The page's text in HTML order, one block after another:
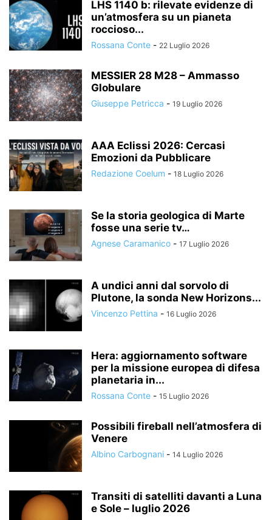
LHS 1140 b: rilevate evidenze di
un’atmosfera su un pianeta
roccioso...
Rossana Conte - 22 Luglio 2026
MESSIER 28 M28 – Ammasso
Globulare
Giuseppe Petricca - 19 Luglio 2026
AAA Eclissi 2026: Cercasi
Emozioni da Pubblicare
Redazione Coelum - 18 Luglio 2026
Se la storia geologica di Marte
fosse una serie tv…
Agnese Caramanico - 17 Luglio 2026
A undici anni dal sorvolo di
Plutone, la sonda New Horizons...
Vincenzo Pettina - 16 Luglio 2026
Hera: aggiornamento software
per la missione europea di difesa
planetaria in...
Rossana Conte - 15 Luglio 2026
Possibili fireball nell’atmosfera di
Venere
Albino Carbognani - 14 Luglio 2026
Transiti di satelliti davanti a Luna
e Sole – luglio 2026